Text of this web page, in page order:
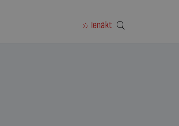
Ienākt